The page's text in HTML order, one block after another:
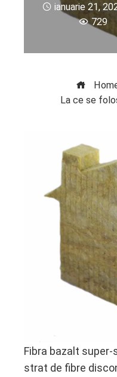
ianuarie 21,
729
La ce se
Fibra bazalt
strat de fibre